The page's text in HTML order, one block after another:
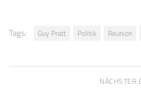
Tags: Guy Pratt Politik Reunion
NÄCHSTER